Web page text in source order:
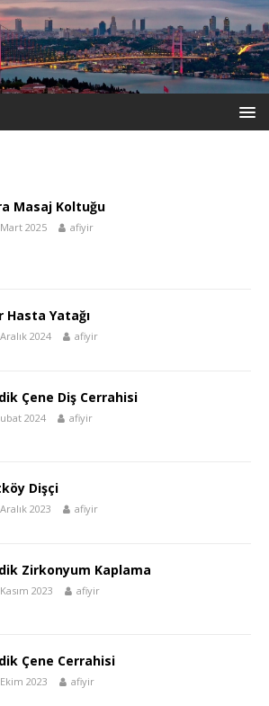
Masaj Koltuğu
2025 afiyir
Hasta Yatağı
2024 afiyir
Çene Diş Cerrahisi
2024 afiyir
Dişçi
2023 afiyir
Zirkonyum Kaplama
2023 afiyir
Çene Cerrahisi
2023 afiyir